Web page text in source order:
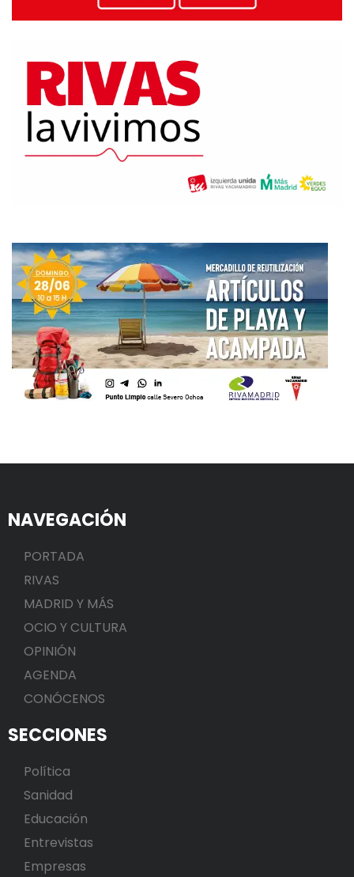
NAVEGACIÓN
PORTADA
RIVAS
MADRID Y MÁS
OCIO Y CULTURA
OPINIÓN
AGENDA
CONÓCENOS
SECCIONES
Política
Sanidad
Educación
Entrevistas
Empresas